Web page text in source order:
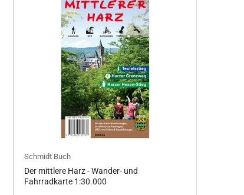
Schmidt Buch
Der mittlere Harz - Wander- und
Fahrradkarte 1:30.000